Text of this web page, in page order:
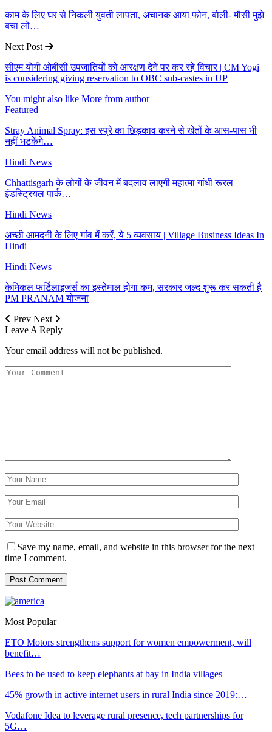
काम के लिए घर से निकली युवती लापता, अचानक आया फोन, बोली- मौसी मुझे
बचा लो…
Next Post
सीएम योगी ओबीसी उपजातियों को आरक्षण देने पर कर रहे विचार | CM Yogi
is considering giving reservation to OBC sub-castes in UP
You might also like More from author
Featured
Stray Animal Spray: इस स्प्रे का छिड़काव करने से खेतों के आस-पास भी
नहीं भटकेंगे…
Hindi News
Chhattisgarh के लोगों के जीवन में बदलाव लाएगी महात्मा गांधी रूरल
इंडस्ट्रियल पार्क…
Hindi News
अच्छी आमदनी के लिए गांव में करें, ये 5 व्यवसाय | Village Business Ideas In
Hindi
Hindi News
केमिकल फर्टिलाइजर्स का इस्तेमाल होगा कम, सरकार जल्द शुरू कर सकती है
PM PRANAM योजना
Prev Next
Leave A Reply
Your email address will not be published.
Save my name, email, and website in this browser for the next
time I comment.
Most Popular
ETO Motors strengthens support for women empowerment, will
benefit…
Bees to be used to keep elephants at bay in India villages
45% growth in active internet users in rural India since 2019:…
Vodafone Idea to leverage rural presence, tech partnerships for
5G…